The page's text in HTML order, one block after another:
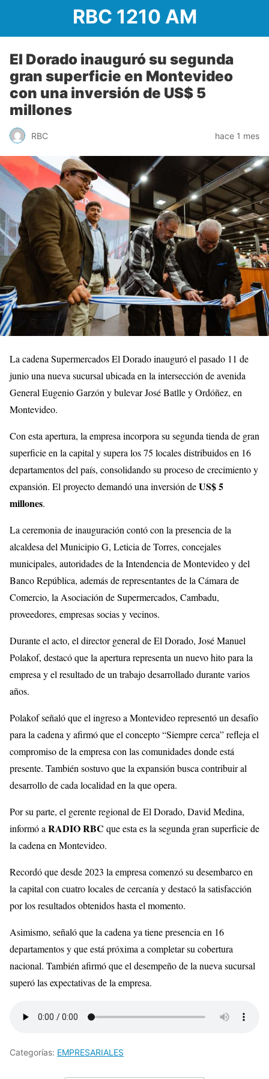
RBC 1210 AM
El Dorado inauguró su segunda
gran superficie en Montevideo
con una inversión de US$ 5
millones
RBC hace 1 mes
La cadena Supermercados El Dorado inauguró el pasado 11 de
junio una nueva sucursal ubicada en la intersección de avenida
General Eugenio Garzón y bulevar José Batlle y Ordóñez, en
Montevideo.
Con esta apertura, la empresa incorpora su segunda tienda de gran
superficie en la capital y supera los 75 locales distribuidos en 16
departamentos del país, consolidando su proceso de crecimiento y
expansión. El proyecto demandó una inversión deUS$ 5
millones.
La ceremonia de inauguración contó con la presencia de la
alcaldesa del Municipio G, Leticia de Torres, concejales
municipales, autoridades de la Intendencia de Montevideo y del
Banco República, además de representantes de la Cámara de
Comercio, la Asociación de Supermercados, Cambadu,
proveedores, empresas socias y vecinos.
Durante el acto, el director general de El Dorado, José Manuel
Polakof, destacó que la apertura representa un nuevo hito para la
empresa y el resultado de un trabajo desarrollado durante varios
años.
Polakof señaló que el ingreso a Montevideo representó un desafío
para la cadena y afirmó que el concepto “Siempre cerca” refleja el
compromiso de la empresa con las comunidades donde está
presente. También sostuvo que la expansión busca contribuir al
desarrollo de cada localidad en la que opera.
Por su parte, el gerente regional de El Dorado, David Medina,
informó a RADIO RBC que esta es la segunda gran superficie de
la cadena en Montevideo.
Recordó que desde 2023 la empresa comenzó su desembarco en
la capital con cuatro locales de cercanía y destacó la satisfacción
por los resultados obtenidos hasta el momento.
Asimismo, señaló que la cadena ya tiene presencia en 16
departamentos y que está próxima a completar su cobertura
nacional. También afirmó que el desempeño de la nueva sucursal
superó las expectativas de la empresa.
Categorías: EMPRESARIALES